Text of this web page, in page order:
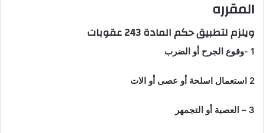
المقرره
ويلزم لتطبيق حكم المادة 243 عقوبات
1 -وقوع الجرح أو الضرب
2 استعمال اسلحة أو عصى أو الات
3 – العصبة أو التجمهر